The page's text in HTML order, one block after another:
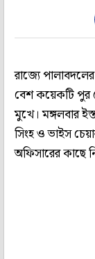
রাজ্যে
বেশ কয়েকটি পুর
মুখে। মঙ্গলবার
সিংহ ও ভাইস
অফিসারের কাছে